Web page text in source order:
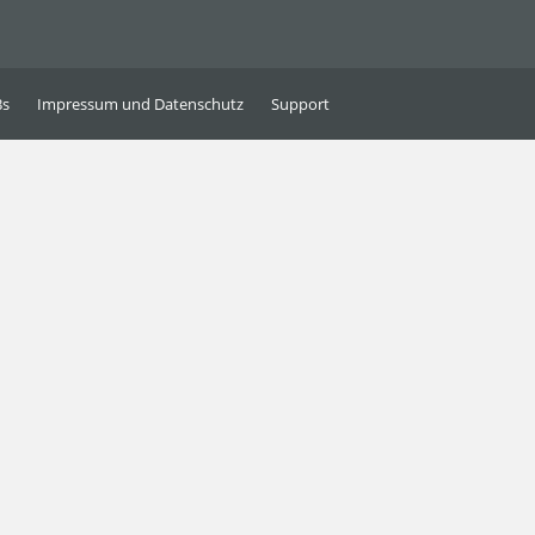
Impressum und Datenschutz Support